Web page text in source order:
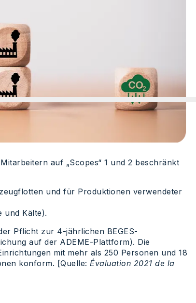
auf „Scopes“ 1 und 2 beschränkt
und für Produktionen verwendeter
und Kälte).
Pflicht zur 4-jährlichen BEGES-
auf der ADEME-Plattform). Die
mit mehr als 250 Personen und 18
konform. [Quelle: Évaluation 2021 de la